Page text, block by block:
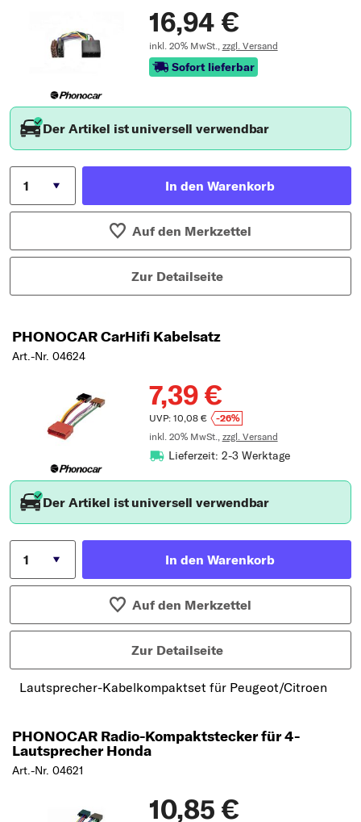
16,94 €
inkl. 20% MwSt., zzgl. Versand
Sofort lieferbar
Der Artikel ist universell verwendbar
In den Warenkorb
Auf den Merkzettel
Zur Detailseite
PHONOCAR CarHifi Kabelsatz
Art.-Nr. 04624
7,39 €
UVP: 10,08 €
-26%
inkl. 20% MwSt., zzgl. Versand
Lieferzeit: 2-3 Werktage
Der Artikel ist universell verwendbar
In den Warenkorb
Auf den Merkzettel
Zur Detailseite
Lautsprecher-Kabelkompaktset für Peugeot/Citroen
PHONOCAR Radio-Kompaktstecker für 4-
Lautsprecher Honda
Art.-Nr. 04621
10,85 €